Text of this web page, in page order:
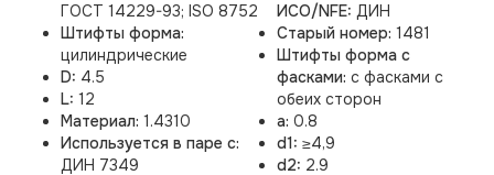
ГОСТ 14229-93; ISO 8752
Штифты форма:
цилиндрические
D: 4.5
L: 12
Материал: 1.4310
Используется в паре с:
ДИН 7349
ИСО/NFE: ДИН
Старый номер: 1481
Штифты форма с
фасками: с фасками с
обеих сторон
a: 0.8
d1: ≥4,9
d2: 2.9